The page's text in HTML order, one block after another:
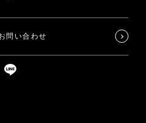
問い合わせ